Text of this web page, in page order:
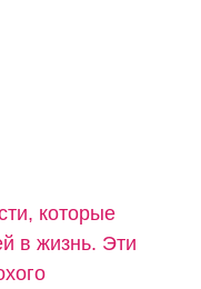
которые
в жизнь. Эти